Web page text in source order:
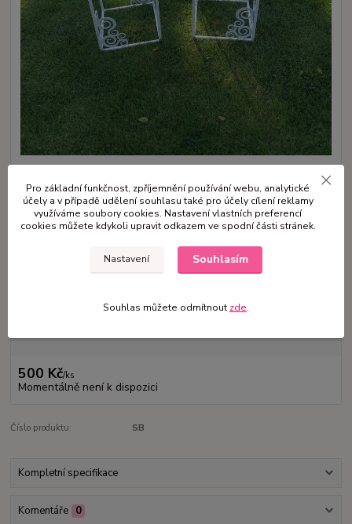
Bílé stojany na květiny, výška 80 cm, cena za 2 ks V případě zájmu prosím
o zprávu mv.vence@seznam.cz
celý popis
na dotaz
500 Kč/ks
Momentálně není k dispozici
Číslo produktu: SB
Kompletní specifikace
Komentáře 0
Pro základní funkčnost, zpříjemnění používání webu, analytické
účely a v případě udělení souhlasu také pro účely cílení reklamy
využíváme soubory cookies. Nastavení vlastních preferencí
cookies můžete kdykoli upravit odkazem ve spodní části stránek.
Nastavení Souhlasím
Souhlas můžete odmítnout zde.